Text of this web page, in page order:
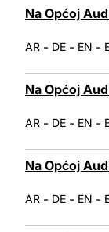
Na Općoj
AR - DE - EN -
Na Općoj
AR - DE - EN -
Na Općoj
AR - DE - EN -